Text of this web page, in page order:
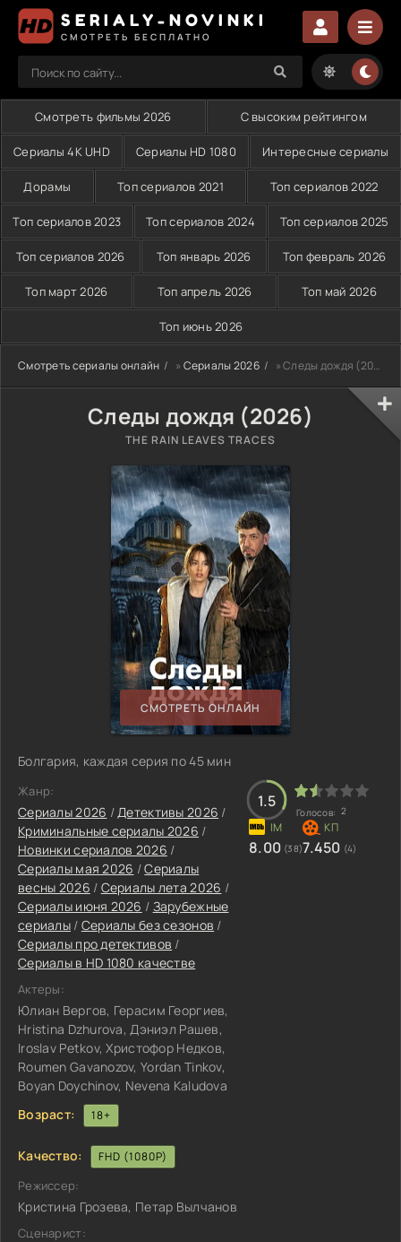
SERIALY-NOVINKI
СМОТРЕТЬ БЕСПЛАТНО
Смотреть фильмы 2026 С высоким рейтингом
Сериалы 4K UHD Сериалы HD 1080 Интересные сериалы
Дорамы Топ сериалов 2021 Топ сериалов 2022
Топ сериалов 2023 Топ сериалов 2024 Топ сериалов 2025
Топ сериалов 2026 Топ январь 2026 Топ февраль 2026
Топ март 2026 Топ апрель 2026 Топ май 2026
Топ июнь 2026
Смотреть сериалы онлайн » Сериалы 2026 » Следы дождя (2026)
Следы дождя (2026)
THE RAIN LEAVES TRACES
СМОТРЕТЬ ОНЛАЙН
Болгария, каждая серия по 45 мин
Жанр:
Сериалы 2026 /Детективы 2026 /
Криминальные сериалы 2026 /
Новинки сериалов 2026 /
Сериалы мая 2026 /Сериалы
весны 2026 / Сериалы лета 2026 /
Сериалы июня 2026 / Зарубежные
сериалы/ Сериалы без сезонов /
Сериалы про детективов /
Сериалы в HD 1080 качестве
Актеры:
Юлиан Вергов, Герасим Георгиев,
Hristina Dzhurova, Дэниэл Рашев,
Iroslav Petkov, Христофор Недков,
Roumen Gavanozov, Yordan Tinkov,
Boyan Doychinov, Nevena Kaludova
Возраст:
18+
1.5
Голосов: 2
8.00 (38)7.450 (4)
Качество: FHD (1080P)
Режиссер:
Кристина Грозева, Петар Вылчанов
Сценарист: